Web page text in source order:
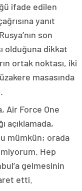
ifade edilen
yanıt
son
olduğuna dikkat
ortak noktası, iki
masasında
Air Force One
açıklamada,
mümkün; orada
Hep
gelmesinin
etti.